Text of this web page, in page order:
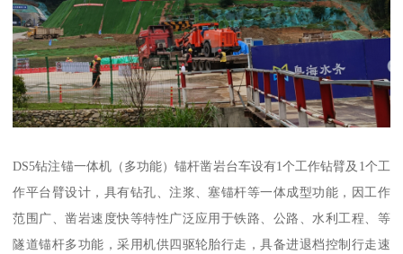
DS5钻注锚一体机（多功能）锚杆凿岩台车设有1个工作钻臂及1个工
作平台臂设计，具有钻孔、注浆、塞锚杆等一体成型功能，因工作
范围广、凿岩速度快等特性广泛应用于铁路、公路、水利工程、等
隧道锚杆多功能，采用机供四驱轮胎行走，具备进退档控制行走速